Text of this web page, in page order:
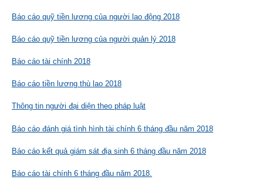
Báo cáo quỹ tiền lương của người lao động 2018
Báo cáo quỹ tiền lương của người quản lý 2018
Báo cáo tài chính 2018
Báo cáo tiền lương thù lao 2018
Thông tin người đại diện theo pháp luật
Báo cáo đánh giá tình hình tài chính 6 tháng đầu năm 2018
Báo cáo kết quả giám sát địa sinh 6 tháng đầu năm 2018
Báo cáo tài chính 6 tháng đầu năm 2018.